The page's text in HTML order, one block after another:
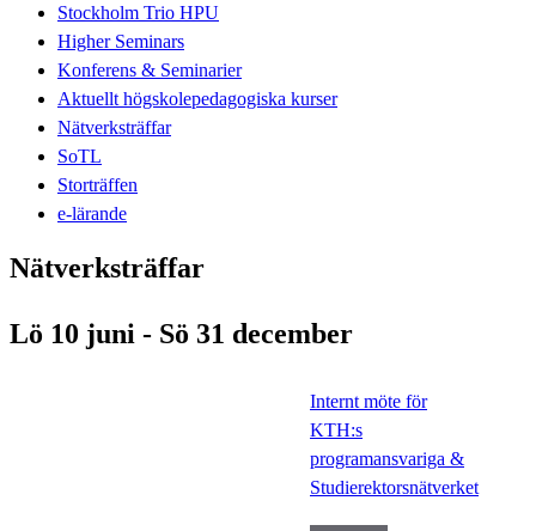
Stockholm Trio HPU
Higher Seminars
Konferens & Seminarier
Aktuellt högskolepedagogiska kurser
Nätverksträffar
SoTL
Storträffen
e-lärande
Nätverksträffar
Lö 10 juni - Sö 31 december
Internt möte för
KTH:s
programansvariga &
Studierektorsnätverket